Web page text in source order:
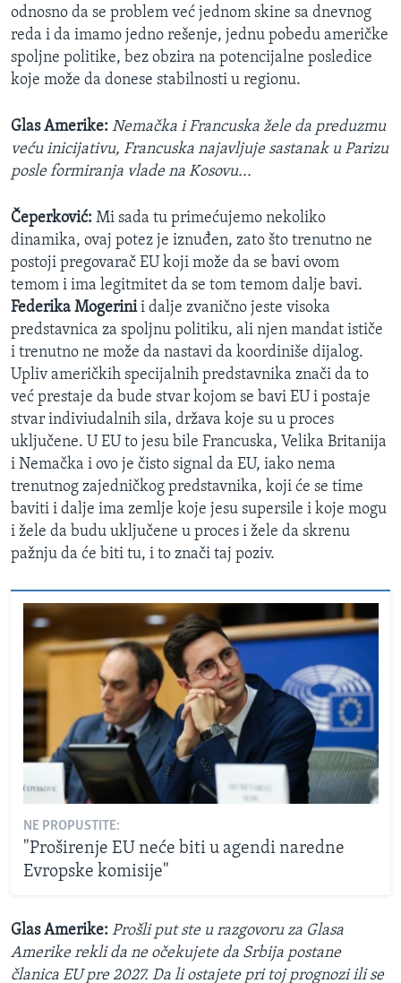
odnosno da se problem već jednom skine sa dnevnog
reda i da imamo jedno rešenje, jednu pobedu američke
spoljne politike, bez obzira na potencijalne posledice
koje može da donese stabilnosti u regionu.
Glas Amerike: Nemačka i Francuska žele da preduzmu
veću inicijativu, Francuska najavljuje sastanak u Parizu
posle formiranja vlade na Kosovu...
Čeperković: Mi sada tu primećujemo nekoliko
dinamika, ovaj potez je iznuđen, zato što trenutno ne
postoji pregovarač EU koji može da se bavi ovom
temom i ima legitmitet da se tom temom dalje bavi.
Federika Mogerinii dalje zvanično jeste visoka
predstavnica za spoljnu politiku, ali njen mandat ističe
i trenutno ne može da nastavi da koordiniše dijalog.
Upliv američkih specijalnih predstavnika znači da to
već prestaje da bude stvar kojom se bavi EU i postaje
stvar indiviudalnih sila, država koje su u proces
uključene. U EU to jesu bile Francuska, Velika Britanija
i Nemačka i ovo je čisto signal da EU, iako nema
trenutnog zajedničkog predstavnika, koji će se time
baviti i dalje ima zemlje koje jesu supersile i koje mogu
i žele da budu uključene u proces i žele da skrenu
pažnju da će biti tu, i to znači taj poziv.
NE PROPUSTITE:
"Proširenje EU neće biti u agendi naredne
Evropske komisije"
Glas Amerike: Prošli put ste u razgovoru za Glasa
Amerike rekli da ne očekujete da Srbija postane
članica EU pre 2027. Da li ostajete pri toj prognozi ili se